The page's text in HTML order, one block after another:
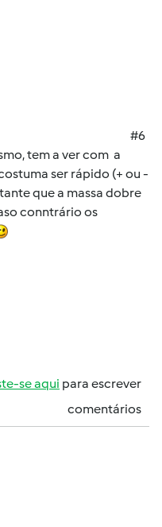
#6
tem a ver com a
ser rápido (+ ou -
que a massa dobre
conntrário os
se aqui para escrever
comentários